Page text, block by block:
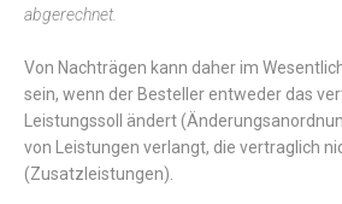
abgerechnet.
Von Nachträgen kann daher im
sein, wenn der Besteller entweder das
Leistungssoll ändert
von Leistungen verlangt, die vertraglich
(Zusatzleistungen).